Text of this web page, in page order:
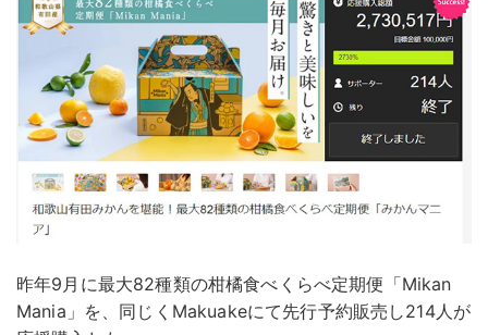
昨年9月に最大82種類の柑橘食べくらべ定期便「Mikan
Mania」を、同じくMakuakeにて先行予約販売し214人が